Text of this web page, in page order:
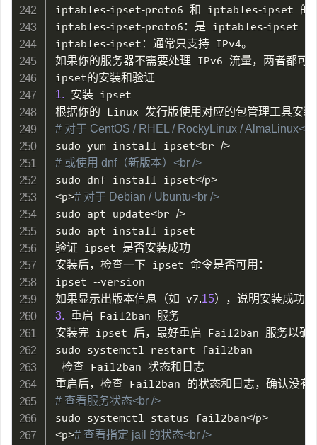
iptables-ipset-proto6 和 iptables-ipset 的
iptables-ipset-proto6：是 iptables-ipset 的
iptables-ipset：通常只支持 IPv4。
如果你的服务器不需要处理 IPv6 流量，两者都
1. 安装 ipset
# 对于 CentOS / RHEL / RockyLinux / AlmaLinux<br
sudo yum install ipset<br />
# 或使用 dnf（新版本）<br />
sudo dnf install ipset</p>
<p># 对于 Debian / Ubuntu<br />
sudo apt update<br />
sudo apt install ipset
验证 ipset 是否安装成功
安装后，检查一下 ipset 命令是否可用：
ipset --version
如果显示出版本信息（如 v7.15
3. 重启 Fail2ban 服务
安装完 ipset 后，最好重启 Fail2ban 服务以确保
sudo systemctl restart fail2ban
检查 Fail2ban 状态和日志
# 查看服务状态<br />
sudo systemctl status fail2ban</p>
<p># 查看指定 jail 的状态<br />